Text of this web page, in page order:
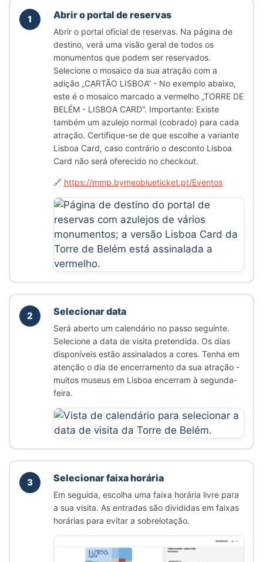
1 Abrir o portal de reservas
Abrir o portal oficial de reservas. Na página de
destino, verá uma visão geral de todos os
monumentos que podem ser reservados.
Selecione o mosaico da sua atração com a
adição „CARTÃO LISBOA“- No exemplo abaixo,
este é o mosaico marcado a vermelho „TORRE DE
BELÉM - LISBOA CARD“. Importante: Existe
também um azulejo normal (cobrado) para cada
atração. Certifique-se de que escolhe a variante
Lisboa Card, caso contrário o desconto Lisboa
Card não será oferecido no checkout.
🔗 https://mmp.bymeoblueticket.pt/Eventos
2 Selecionar data
Será aberto um calendário no passo seguinte.
Selecione a data de visita pretendida. Os dias
disponíveis estão assinalados a cores. Tenha em
atenção o dia de encerramento da sua atração -
muitos museus em Lisboa encerram à segunda-
feira.
3 Selecionar faixa horária
Em seguida, escolha uma faixa horária livre para
a sua visita. As entradas são divididas em faixas
horárias para evitar a sobrelotação.